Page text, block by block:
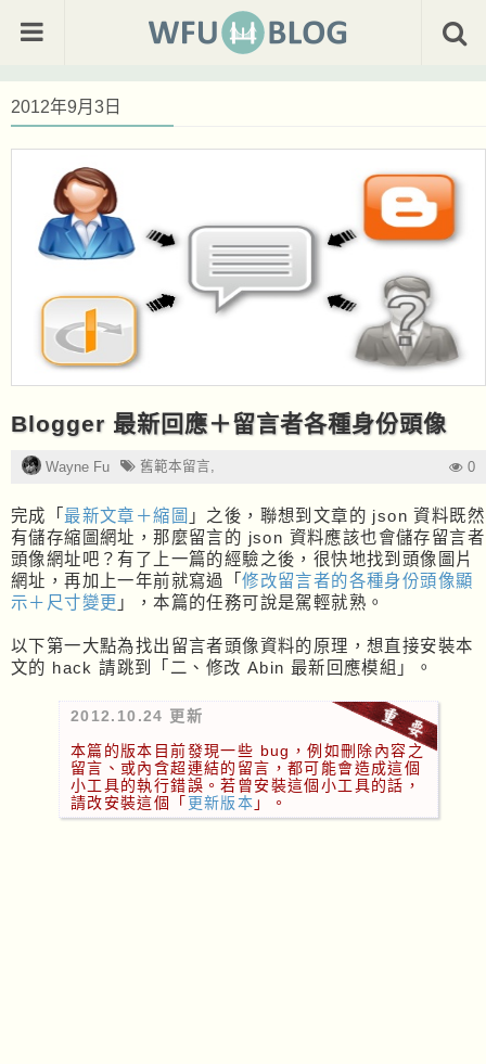
2012年9月3日
Blogger 最新回應＋留言者各種身份頭像
Wayne Fu 舊範本留言, 0
完成「 最新文章＋縮圖 」之後，聯想到文章的 json 資料既然
有儲存縮圖網址，那麼留言的 json 資料應該也會儲存留言者
頭像網址吧？有了上一篇的經驗之後，很快地找到頭像圖片
網址，再加上一年前就寫過「修改留言者的各種身份頭像顯
示＋尺寸變更 」，本篇的任務可說是駕輕就熟。
以下第一大點為找出留言者頭像資料的原理，想直接安裝本
文的 hack 請跳到「二、修改 Abin 最新回應模組」。
2012.10.24 更新
本篇的版本目前發現一些 bug，例如刪除內容之
留言、或內含超連結的留言，都可能會造成這個
小工具的執行錯誤。若曾安裝這個小工具的話，
請改安裝這個「 更新版本 」。